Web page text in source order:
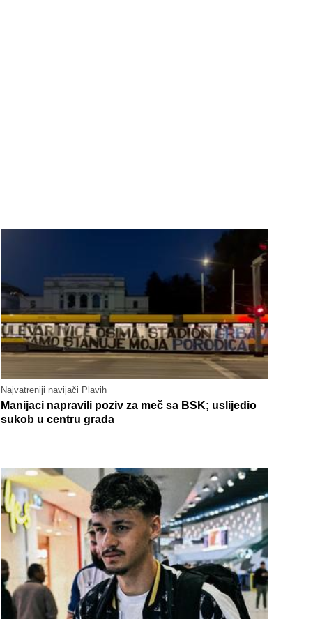
Najvatreniji navijači Plavih
Manijaci napravili poziv za meč sa BSK; uslijedio
sukob u centru grada